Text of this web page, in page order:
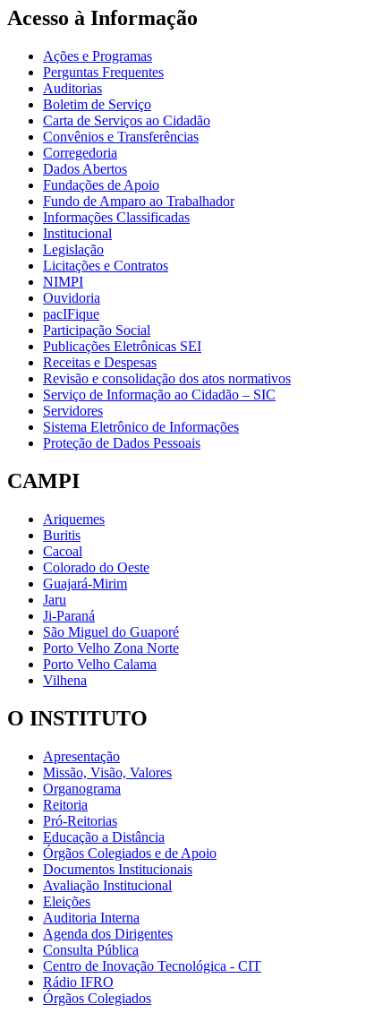
Acesso à Informação
Ações e Programas
Perguntas Frequentes
Auditorias
Boletim de Serviço
Carta de Serviços ao Cidadão
Convênios e Transferências
Corregedoria
Dados Abertos
Fundações de Apoio
Fundo de Amparo ao Trabalhador
Informações Classificadas
Institucional
Legislação
Licitações e Contratos
NIMPI
Ouvidoria
pacIFique
Participação Social
Publicações Eletrônicas SEI
Receitas e Despesas
Revisão e consolidação dos atos normativos
Serviço de Informação ao Cidadão – SIC
Servidores
Sistema Eletrônico de Informações
Proteção de Dados Pessoais
CAMPI
Ariquemes
Buritis
Cacoal
Colorado do Oeste
Guajará-Mirim
Jaru
Ji-Paraná
São Miguel do Guaporé
Porto Velho Zona Norte
Porto Velho Calama
Vilhena
O INSTITUTO
Apresentação
Missão, Visão, Valores
Organograma
Reitoria
Pró-Reitorias
Educação a Distância
Órgãos Colegiados e de Apoio
Documentos Institucionais
Avaliação Institucional
Eleições
Auditoria Interna
Agenda dos Dirigentes
Consulta Pública
Centro de Inovação Tecnológica - CIT
Rádio IFRO
Órgãos Colegiados